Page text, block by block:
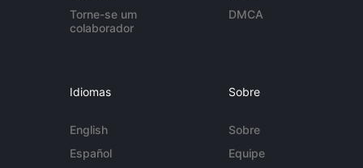
Torne-se um
colaborador
DMCA
Idiomas
English
Español
Sobre
Sobre
Equipe